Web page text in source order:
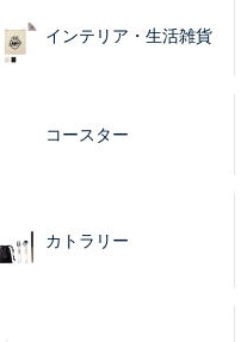
インテリア・生活雑貨
コースター
カトラリー